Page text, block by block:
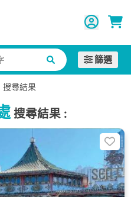
篩選
搜尋結果
搜尋結果 :